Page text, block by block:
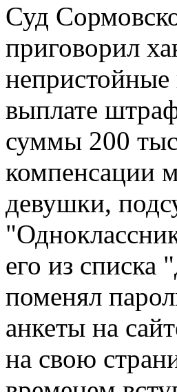
Суд
приговорил
выплате
суммы 200
компенсации
девушки,
его из списка
поменял
анкеты на
на свою